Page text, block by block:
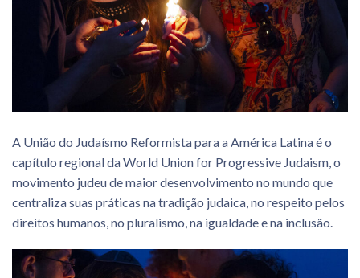
A União do Judaísmo Reformista para a América Latina é o
capítulo regional da World Union for Progressive Judaism, o
movimento judeu de maior desenvolvimento no mundo que
centraliza suas práticas na tradição judaica, no respeito pelos
direitos humanos, no pluralismo, na igualdade e na inclusão.